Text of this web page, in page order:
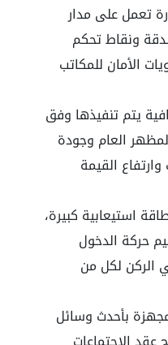
تعمل على مدار
ونقاط تحكم
الأمان للمكاتب
يتم تنفيذها وفق
العام وجودة
القيمة
استيعابية كبيرة،
حركة الدخول
الركن لكل من
بأحدث وسائل